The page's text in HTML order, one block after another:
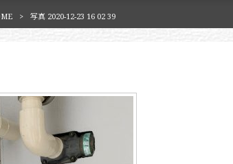
> 写真 2020-12-23 16 02 39